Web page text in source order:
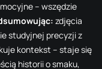
– wszędzie
zdjęcia
studyjnej precyzji z
kontekst – staje się
historii o smaku,